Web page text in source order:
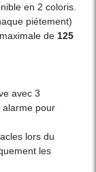
en 2 coloris.
piétement)
de 125
avec 3
alarme pour
lors du
les